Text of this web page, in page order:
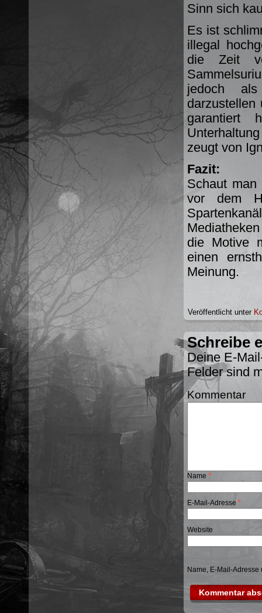
Sinn sich
Es ist
illegal
die Zeit
jedoch als
garantiert
zeugt von
Fazit:
Schaut man
vor dem
die Motive
einen
Meinung.
Veröffentlicht unter
Schreibe
Deine E-
Felder sind
Kommentar
Name *
E-Mail-Adresse *
Website
Name, E-Mail-